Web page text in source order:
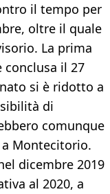
il tempo per
oltre il quale
La prima
conclusa il 27
si è ridotto a
di
comunque
Montecitorio.
dicembre 2019
al 2020, a